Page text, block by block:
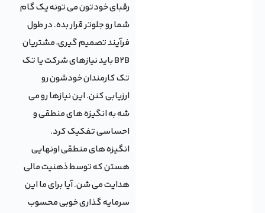
رقبای خودتون می تونه یک گام
شما رو جلوتر قرار بده. در طول
فرآیند تصمیم گیری، مشتریان
B2B باید نیازهای شرکت یا تک
تک کارمندان خودشون رو
ارزیابی کنن. این نیازها رو می
شه به انگیزه های منطقی و
احساسی تفکیک کرد.
انگیزه های منطقی اونهایی
هستن که توسط ذهنیت مالی
هدایت می شن. آیا برای ما این
سرمایه گذاری خوبی محسوب